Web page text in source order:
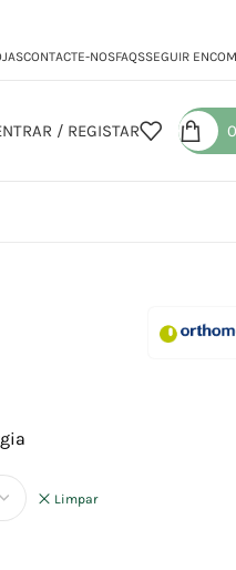
CONTACTE-NOSFAQSSEGUIR
/ REGISTAR
Limpar